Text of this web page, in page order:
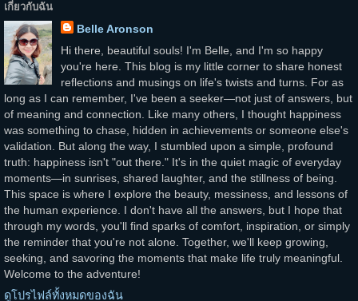
เกี่ยวกับฉัน
Belle Aronson
Hi there, beautiful souls! I'm Belle, and I'm so happy
you're here. This blog is my little corner to share honest
reflections and musings on life's twists and turns. For as
long as I can remember, I've been a seeker—not just of answers, but
of meaning and connection. Like many others, I thought happiness
was something to chase, hidden in achievements or someone else's
validation. But along the way, I stumbled upon a simple, profound
truth: happiness isn't "out there." It's in the quiet magic of everyday
moments—in sunrises, shared laughter, and the stillness of being.
This space is where I explore the beauty, messiness, and lessons of
the human experience. I don't have all the answers, but I hope that
through my words, you'll find sparks of comfort, inspiration, or simply
the reminder that you're not alone. Together, we'll keep growing,
seeking, and savoring the moments that make life truly meaningful.
Welcome to the adventure!
ดูโปรไฟล์ทั้งหมดของฉัน